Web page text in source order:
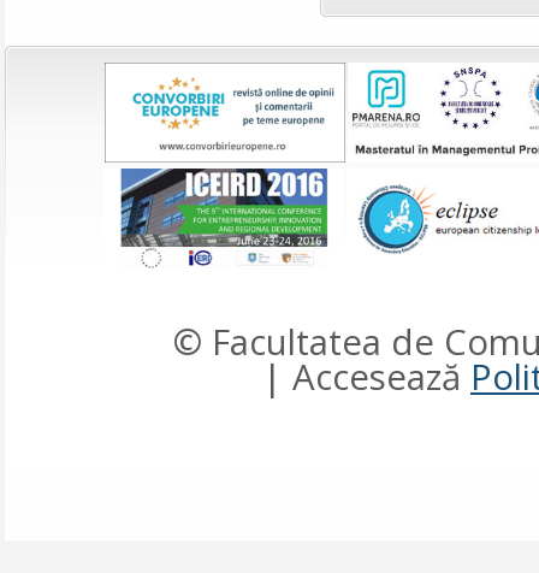
© Facultatea de
| Accesează